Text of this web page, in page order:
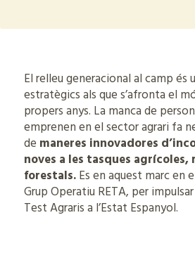
El relleu generacional al camp és
estratègics als que s’afronta el
propers anys. La manca de
emprenen en el sector agrari fa
de maneres innovadores
noves a les tasques agrícoles,
forestals.Es en aquest marc en
Grup Operatiu RETA, per impulsar
Test Agraris a l’Estat Espanyol.